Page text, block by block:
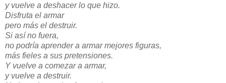
y vuelve a deshacer lo que hizo.
Disfruta el armar
pero más el destruir.
Si así no fuera,
no podría aprender a armar mejores figuras,
más fieles a sus pretensiones.
Y vuelve a comezar a armar,
y vuelve a destruir.